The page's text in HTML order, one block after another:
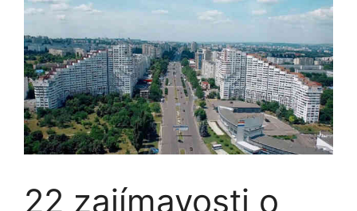
22 zajímavosti o